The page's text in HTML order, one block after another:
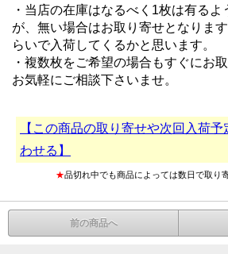
・当店の在庫はなるべく1枚は有る
が、無い場合はお取り寄せとなりま
らいで入荷してくるかと思います。
・複数枚をご希望の場合もすぐにお
お気軽にご相談下さいませ。
【この商品の取り寄せや次回入荷
わせる】
★品切れ中でも商品によっては数日で取り
前の商品へ